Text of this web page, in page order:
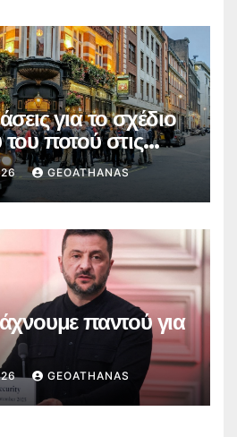
για το σχέδιο
ποτού στις
GEOATHANAS
παντού για
GEOATHANAS